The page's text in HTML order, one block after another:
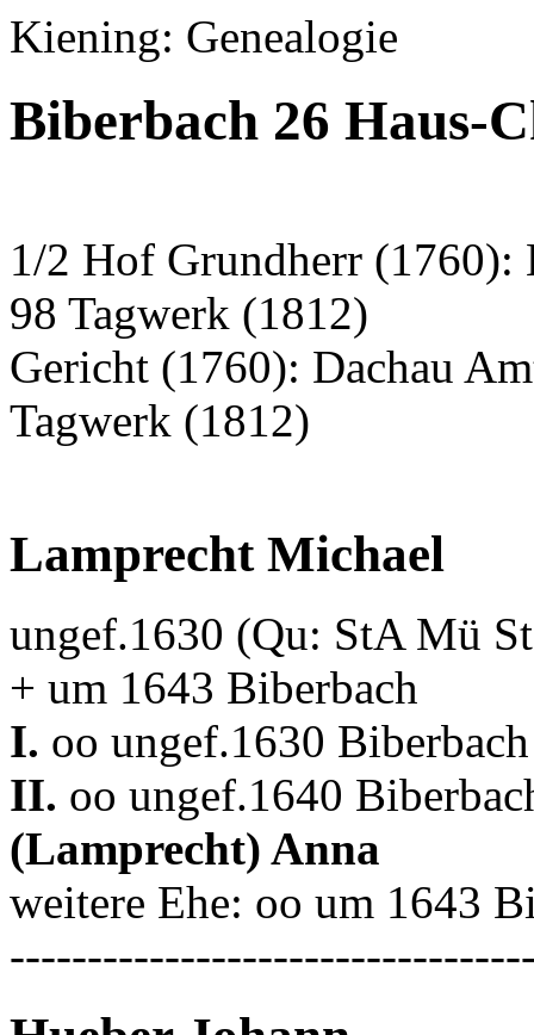
Kiening: Genealogie
Biberbach 26
1/2 Hof Grundherr
98 Tagwerk (1812)
Gericht (1760): Dachau
Tagwerk (1812)
Lamprecht Michael
ungef.1630 (Qu: StA Mü
+ um 1643 Biberbach
I. oo ungef.1630
II. oo ungef.1640
(Lamprecht) Anna
weitere Ehe: oo um 1643